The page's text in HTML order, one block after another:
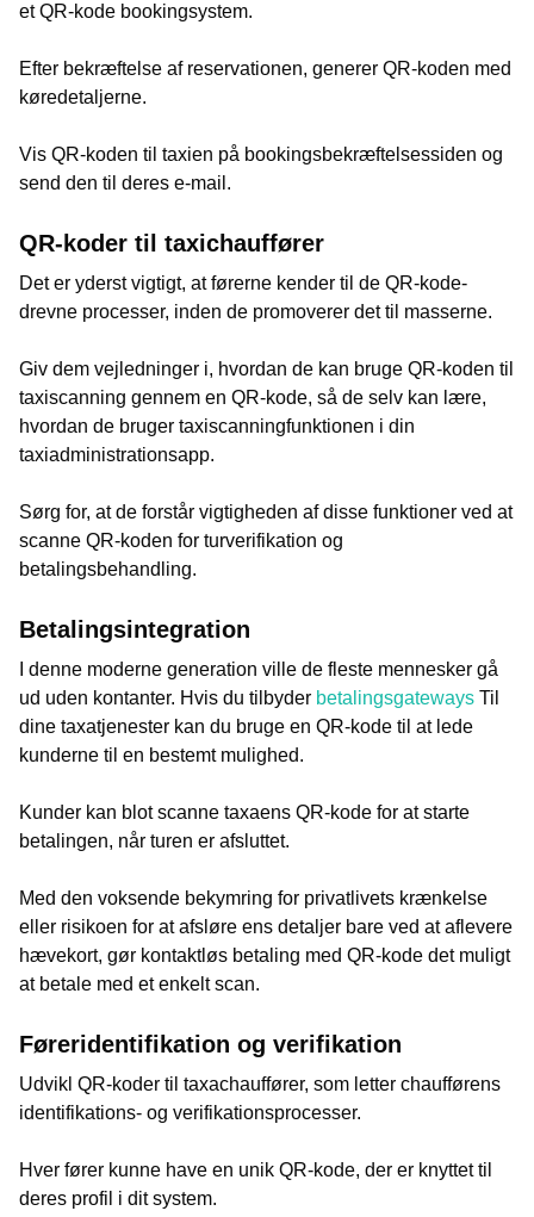
et QR-kode bookingsystem.
Efter bekræftelse af reservationen, generer QR-koden med
køredetaljerne.
Vis QR-koden til taxien på bookingsbekræftelsessiden og
send den til deres e-mail.
QR-koder til taxichauffører
Det er yderst vigtigt, at førerne kender til de QR-kode-
drevne processer, inden de promoverer det til masserne.
Giv dem vejledninger i, hvordan de kan bruge QR-koden til
taxiscanning gennem en QR-kode, så de selv kan lære,
hvordan de bruger taxiscanningfunktionen i din
taxiadministrationsapp.
Sørg for, at de forstår vigtigheden af disse funktioner ved at
scanne QR-koden for turverifikation og
betalingsbehandling.
Betalingsintegration
I denne moderne generation ville de fleste mennesker gå
ud uden kontanter. Hvis du tilbyder betalingsgateways Til
dine taxatjenester kan du bruge en QR-kode til at lede
kunderne til en bestemt mulighed.
Kunder kan blot scanne taxaens QR-kode for at starte
betalingen, når turen er afsluttet.
Med den voksende bekymring for privatlivets krænkelse
eller risikoen for at afsløre ens detaljer bare ved at aflevere
hævekort, gør kontaktløs betaling med QR-kode det muligt
at betale med et enkelt scan.
Føreridentifikation og verifikation
Udvikl QR-koder til taxachauffører, som letter chaufførens
identifikations- og verifikationsprocesser.
Hver fører kunne have en unik QR-kode, der er knyttet til
deres profil i dit system.